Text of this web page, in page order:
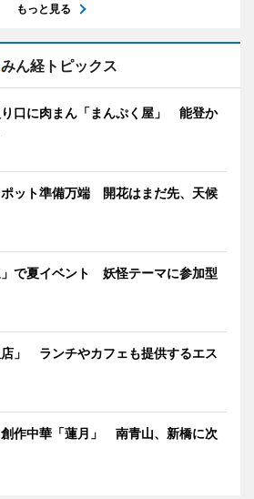
もっと見る
みん経トピックス
口に肉まん「まんぷく屋」 能登か
ット準備万端 開花はまだ先、天候
で夏イベント 妖怪テーマに参加型
」 ランチやカフェも提供するエス
作中華「蓮月」 南青山、新橋に次